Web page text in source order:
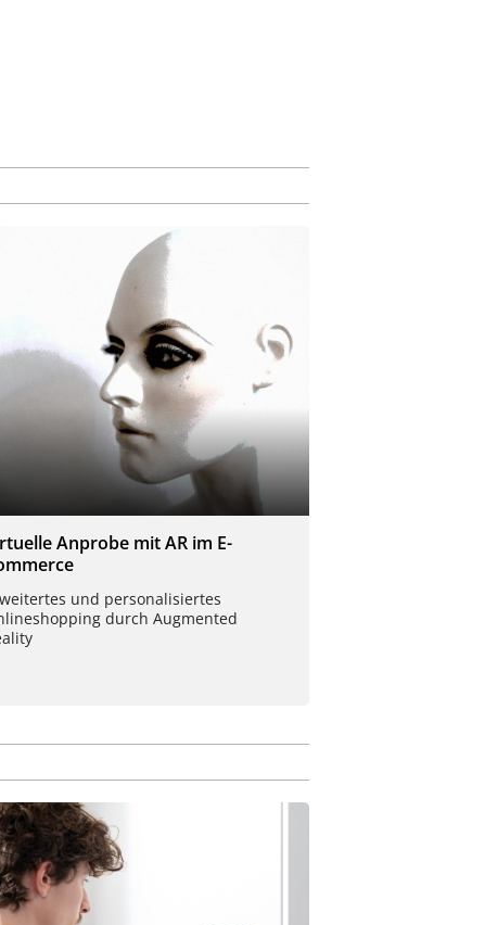
Anprobe mit AR im E-
und personalisiertes
durch Augmented